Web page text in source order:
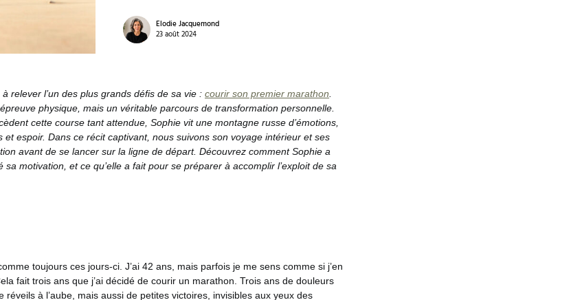
Elodie Jacquemond
23 août 2024
relever l’un des plus grands défis de sa vie : courir son premier marathon
physique, mais un véritable parcours de transformation personnelle.
cette course tant attendue, Sophie vit une montagne russe d’émotions,
et espoir. Dans ce récit captivant, nous suivons son voyage intérieur et ses
avant de se lancer sur la ligne de départ. Découvrez comment Sophie a
motivation, et ce qu’elle a fait pour se préparer à accomplir l’exploit de sa
toujours ces jours-ci. J’ai 42 ans, mais parfois je me sens comme si j’en
fait trois ans que j’ai décidé de courir un marathon. Trois ans de douleurs
réveils à l’aube, mais aussi de petites victoires, invisibles aux yeux des